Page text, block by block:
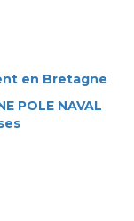
en Bretagne
POLE NAVAL